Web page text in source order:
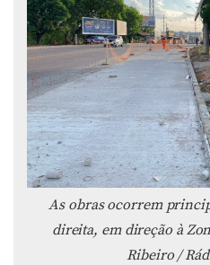
As obras ocorrem
direita, em direção à
Ribeiro /